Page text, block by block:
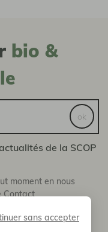
sans accepter
bio &
de la SCOP
moment en nous
Contact
ok